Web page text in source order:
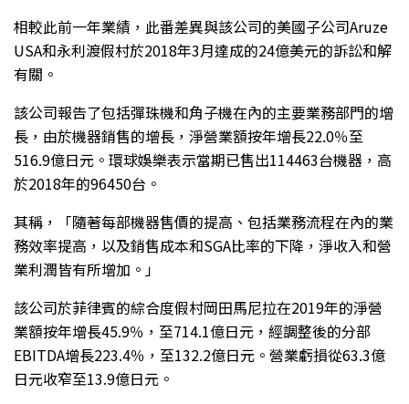
相較此前一年業績，此番差異與該公司的美國子公司Aruze
USA和永利渡假村於2018年3月達成的24億美元的訴訟和解
有關。
該公司報告了包括彈珠機和角子機在內的主要業務部門的增
長，由於機器銷售的增長，淨營業額按年增長22.0％至
516.9億日元。環球娛樂表示當期已售出114463台機器，高
於2018年的96450台。
其稱，「隨著每部機器售價的提高、包括業務流程在內的業
務效率提高，以及銷售成本和SGA比率的下降，淨收入和營
業利潤皆有所增加。」
該公司於菲律賓的綜合度假村岡田馬尼拉在2019年的淨營
業額按年增長45.9％，至714.1億日元，經調整後的分部
EBITDA增長223.4％，至132.2億日元。營業虧損從63.3億
日元收窄至13.9億日元。